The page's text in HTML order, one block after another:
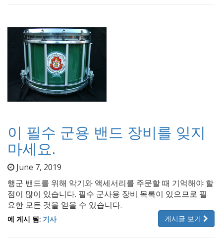
이 필수 군용 밴드 장비를 잊지
마세요.
June 7, 2019
행군 밴드를 위해 악기와 액세서리를 주문할 때 기억해야 할
점이 많이 있습니다. 필수 군사용 장비 목록이 있으므로 필
요한 모든 것을 얻을 수 있습니다.
게시글 보기
에 게시 됨: 기사